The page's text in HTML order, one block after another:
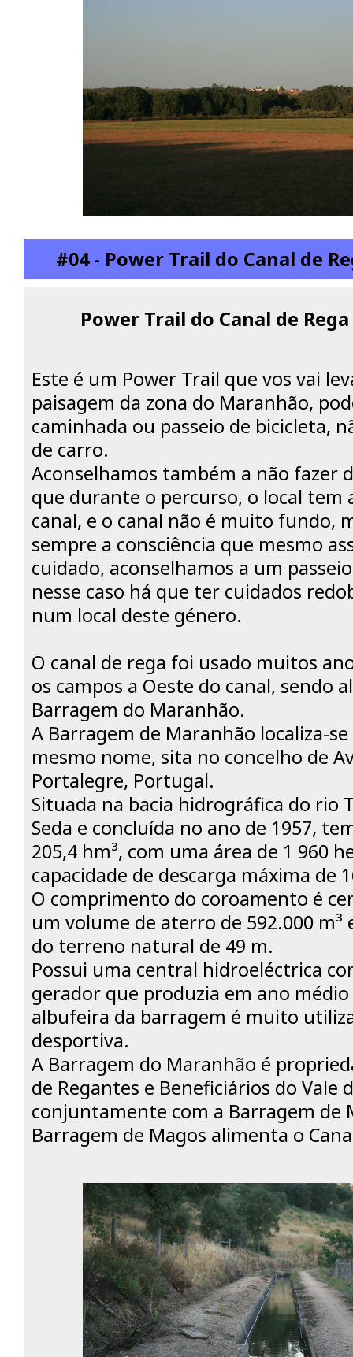
#04 - Power Trail do Canal de
Power Trail do Canal de
Este é um Power Trail que vos vai
paisagem da zona do Maranhão,
caminhada ou passeio de bicicleta,
de carro.
Aconselhamos também a não fazer
que durante o percurso, o local tem
canal, e o canal não é muito fundo,
sempre a consciência que mesmo
cuidado, aconselhamos a um
nesse caso há que ter cuidados
num local deste género.
O canal de rega foi usado muitos
os campos a Oeste do canal, sendo
Barragem do Maranhão.
A Barragem de Maranhão localiza-
mesmo nome, sita no concelho de
Portalegre, Portugal.
Situada na bacia hidrográfica do rio
Seda e concluída no ano de 1957,
205,4 hm³, com uma área de 1 960
capacidade de descarga máxima de
O comprimento do coroamento é
um volume de aterro de 592.000
do terreno natural de 49 m.
Possui uma central hidroeléctrica
gerador que produzia em ano médio
albufeira da barragem é muito
desportiva.
A Barragem do Maranhão é
de Regantes e Beneficiários do Vale
conjuntamente com a Barragem de
Barragem de Magos alimenta o